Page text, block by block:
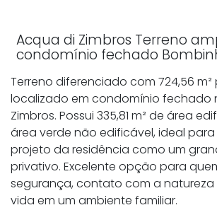
Acqua di Zimbros Terreno
condomínio fechado
Terreno diferenciado com 724,56 m²
localizado em condomínio fechado
Zimbros. Possui 335,81 m² de área
área verde não edificável, ideal
projeto da residência como um
privativo. Excelente opção para
segurança, contato com a
vida em um ambiente familiar.